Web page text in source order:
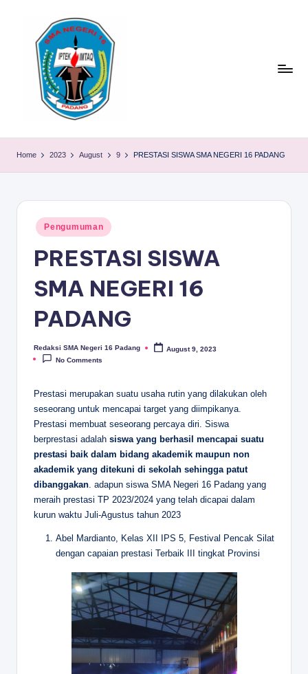
M
A
N
A
D
N
Home 2023 August 9 PRESTASI SISWA SMA NEGERI 16 PADANG
Posted
in
Pengumuman
PRESTASI SISWA
SMA NEGERI 16
PADANG
Posted
by
Redaksi SMA Negeri 16 Padang
August 9, 2023
No Comments
Prestasi merupakan suatu usaha rutin yang dilakukan oleh
seseorang untuk mencapai target yang diimpikanya.
Prestasi membuat seseorang percaya diri. Siswa
berprestasi adalah siswa yang berhasil mencapai suatu
prestasi baik dalam bidang akademik maupun non
akademik yang ditekuni di sekolah sehingga patut
dibanggakan . adapun siswa SMA Negeri 16 Padang yang
meraih prestasi TP 2023/2024 yang telah dicapai dalam
kurun waktu Juli-Agustus tahun 2023
Abel Mardianto, Kelas XII IPS 5, Festival Pencak Silat
dengan capaian prestasi Terbaik III tingkat Provinsi